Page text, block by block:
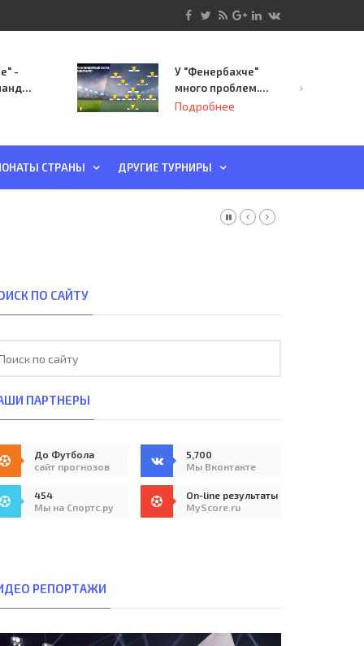
-
У "Фенербахче"
много проблем.
Но он опасен для
Подробнее
СТРАНЫ ДРУГИЕ ТУРНИРЫ
ПО САЙТУ
ПАРТНЕРЫ
До Футбола
сайт прогнозов
5,700
Мы Вконтакте
454
Мы на Спортс.ру
On-line результаты
MyScore.ru
РЕПОРТАЖИ